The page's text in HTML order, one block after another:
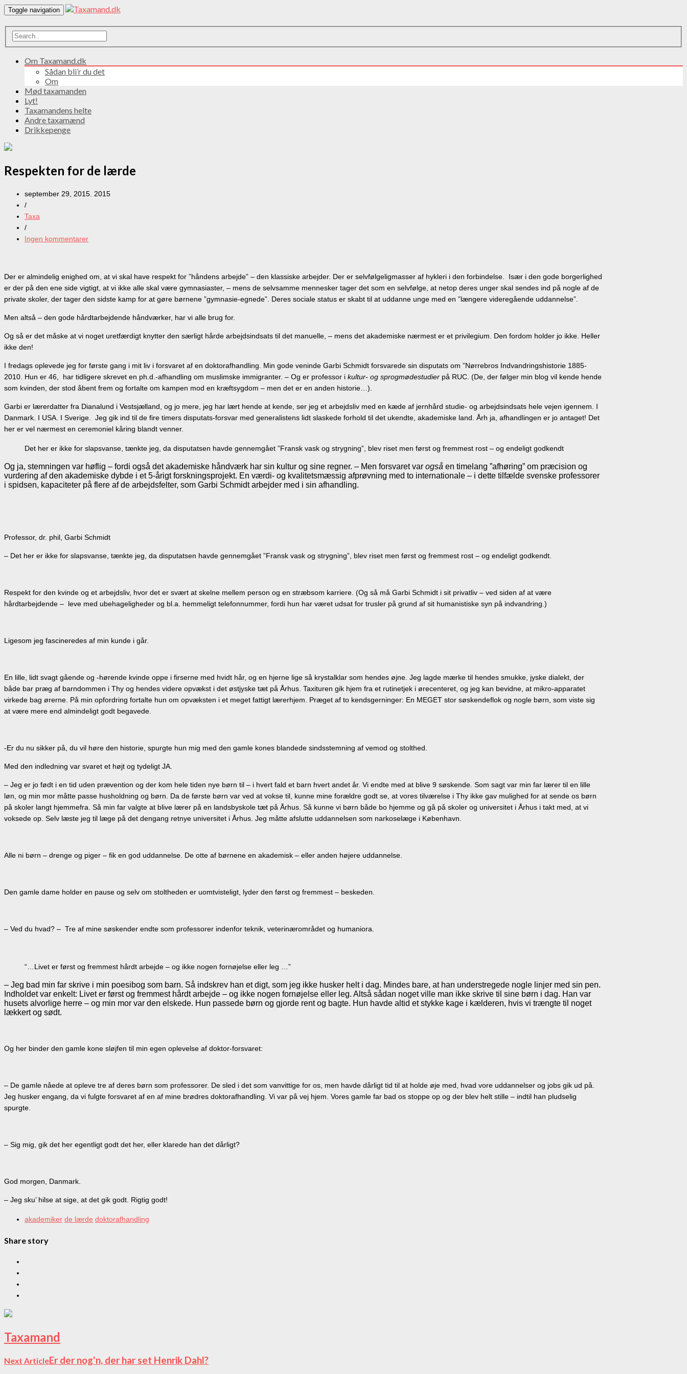
Toggle navigation
Om Taxamand.dk
Sådan bli’r du det
Om
Mød taxamanden
Lyt!
Taxamandens helte
Andre taxamænd
Drikkepenge
Respekten for de lærde
september 29, 2015. 2015
/
Taxa
/
Ingen kommentarer
Der er almindelig enighed om, at vi skal have respekt for ”håndens arbejde” – den klassiske arbejder. Der er selvfølgeligmasser af hykleri i den forbindelse. Især i den gode borgerlighed
er der på den ene side vigtigt, at vi ikke alle skal være gymnasiaster, – mens de selvsamme mennesker tager det som en selvfølge, at netop deres unger skal sendes ind på nogle af de
private skoler, der tager den sidste kamp for at gøre børnene ”gymnasie-egnede”. Deres sociale status er skabt til at uddanne unge med en ”længere videregående uddannelse”.
Men altså – den gode hårdtarbejdende håndværker, har vi alle brug for.
Og så er det måske at vi noget uretfærdigt knytter den særligt hårde arbejdsindsats til det manuelle, – mens det akademiske nærmest er et privilegium. Den fordom holder jo ikke. Heller
ikke den!
I fredags oplevede jeg for første gang i mit liv i forsvaret af en doktorafhandling. Min gode veninde Garbi Schmidt forsvarede sin disputats om ”Nørrebros Indvandringshistorie 1885-
2010. Hun er 46, har tidligere skrevet en ph.d.-afhandling om muslimske immigranter. – Og er professor i kultur- og sprogmødestudier på RUC. (De, der følger min blog vil kende hende
som kvinden, der stod åbent frem og fortalte om kampen mod en kræftsygdom – men det er en anden historie…).
Garbi er lærerdatter fra Dianalund i Vestsjælland, og jo mere, jeg har lært hende at kende, ser jeg et arbejdsliv med en kæde af jernhård studie- og arbejdsindsats hele vejen igennem. I
Danmark. I USA. I Sverige. Jeg gik ind til de fire timers disputats-forsvar med generalistens lidt slaskede forhold til det ukendte, akademiske land. Årh ja, afhandlingen er jo antaget! Det
her er vel nærmest en ceremoniel kåring blandt venner.
Det her er ikke for slapsvanse, tænkte jeg, da disputatsen havde gennemgået ”Fransk vask og strygning”, blev riset men først og fremmest rost – og endeligt godkendt
Og ja, stemningen var høflig – fordi også det akademiske håndværk har sin kultur og sine regner. – Men forsvaret var også en timelang ”afhøring” om præcision og
vurdering af den akademiske dybde i et 5-årigt forskningsprojekt. En værdi- og kvalitetsmæssig afprøvning med to internationale – i dette tilfælde svenske professorer
i spidsen, kapaciteter på flere af de arbejdsfelter, som Garbi Schmidt arbejder med i sin afhandling.
Professor, dr. phil, Garbi Schmidt
– Det her er ikke for slapsvanse, tænkte jeg, da disputatsen havde gennemgået ”Fransk vask og strygning”, blev riset men først og fremmest rost – og endeligt godkendt.
Respekt for den kvinde og et arbejdsliv, hvor det er svært at skelne mellem person og en stræbsom karriere. (Og så må Garbi Schmidt i sit privatliv – ved siden af at være
hårdtarbejdende – leve med ubehageligheder og bl.a. hemmeligt telefonnummer, fordi hun har været udsat for trusler på grund af sit humanistiske syn på indvandring.)
Ligesom jeg fascineredes af min kunde i går.
En lille, lidt svagt gående og -hørende kvinde oppe i firserne med hvidt hår, og en hjerne lige så krystalklar som hendes øjne. Jeg lagde mærke til hendes smukke, jyske dialekt, der
både bar præg af barndommen i Thy og hendes videre opvækst i det østjyske tæt på Århus. Taxituren gik hjem fra et rutinetjek i ørecenteret, og jeg kan bevidne, at mikro-apparatet
virkede bag ørerne. På min opfordring fortalte hun om opvæksten i et meget fattigt lærerhjem. Præget af to kendsgerninger: En MEGET stor søskendeflok og nogle børn, som viste sig
at være mere end almindeligt godt begavede.
-Er du nu sikker på, du vil høre den historie, spurgte hun mig med den gamle kones blandede sindsstemning af vemod og stolthed.
Med den indledning var svaret et højt og tydeligt JA.
– Jeg er jo født i en tid uden prævention og der kom hele tiden nye børn til – i hvert fald et barn hvert andet år. Vi endte med at blive 9 søskende. Som sagt var min far lærer til en lille
løn, og min mor måtte passe husholdning og børn. Da de første børn var ved at vokse til, kunne mine forældre godt se, at vores tilværelse i Thy ikke gav mulighed for at sende os børn
på skoler langt hjemmefra. Så min far valgte at blive lærer på en landsbyskole tæt på Århus. Så kunne vi børn både bo hjemme og gå på skoler og universitet i Århus i takt med, at vi
voksede op. Selv læste jeg til læge på det dengang retnye universitet i Århus. Jeg måtte afslutte uddannelsen som narkoselæge i København.
Alle ni børn – drenge og piger – fik en god uddannelse. De otte af børnene en akademisk – eller anden højere uddannelse.
Den gamle dame holder en pause og selv om stoltheden er uomtvisteligt, lyder den først og fremmest – beskeden.
– Ved du hvad? – Tre af mine søskender endte som professorer indenfor teknik, veterinærområdet og humaniora.
“…Livet er først og fremmest hårdt arbejde – og ikke nogen fornøjelse eller leg …”
– Jeg bad min far skrive i min poesibog som barn. Så indskrev han et digt, som jeg ikke husker helt i dag. Mindes bare, at han understregede nogle linjer med sin pen.
Indholdet var enkelt: Livet er først og fremmest hårdt arbejde – og ikke nogen fornøjelse eller leg. Altså sådan noget ville man ikke skrive til sine børn i dag. Han var
husets alvorlige herre – og min mor var den elskede. Hun passede børn og gjorde rent og bagte. Hun havde altid et stykke kage i kælderen, hvis vi trængte til noget
lækkert og sødt.
Og her binder den gamle kone sløjfen til min egen oplevelse af doktor-forsvaret:
– De gamle nåede at opleve tre af deres børn som professorer. De sled i det som vanvittige for os, men havde dårligt tid til at holde øje med, hvad vore uddannelser og jobs gik ud på.
Jeg husker engang, da vi fulgte forsvaret af en af mine brødres doktorafhandling. Vi var på vej hjem. Vores gamle far bad os stoppe op og der blev helt stille – indtil han pludselig
spurgte.
– Sig mig, gik det her egentligt godt det her, eller klarede han det dårligt?
God morgen, Danmark.
– Jeg sku’ hilse at sige, at det gik godt. Rigtig godt!
akademiker de lærde doktorafhandling
Share story
Taxamand
Next ArticleEr der nog'n, der har set Henrik Dahl?